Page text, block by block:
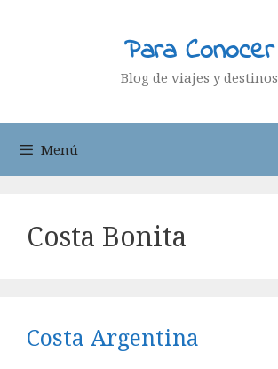
Para Conocer
Blog de viajes y destinos
Menú
Costa Bonita
Costa Argentina